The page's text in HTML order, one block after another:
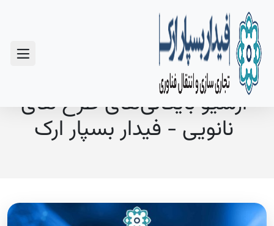
آرشیو بایگانی‌های طرح های
نانویی - فیدار بسپار ارک